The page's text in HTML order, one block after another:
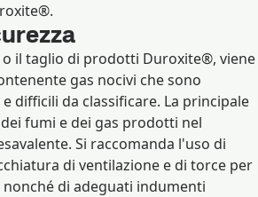
il taglio di prodotti Duroxite®, viene
gas nocivi che sono
difficili da classificare. La principale
fumi e dei gas prodotti nel
Si raccomanda l'uso di
di ventilazione e di torce per
di adeguati indumenti